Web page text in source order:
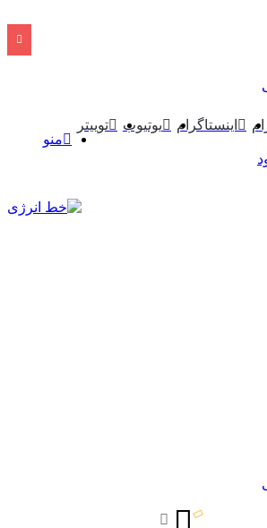
اینستاگرام یوتیوب
توییتر
منو